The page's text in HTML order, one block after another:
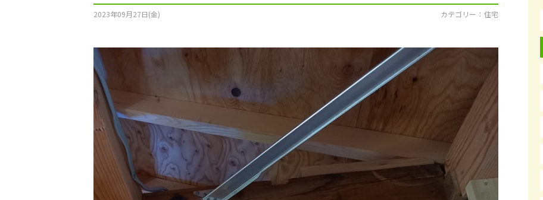
ショールーム ブログ
お問合せ・資料請求 地元のビルダーを お
2023年09月27日(金) カテゴリー ： 住宅